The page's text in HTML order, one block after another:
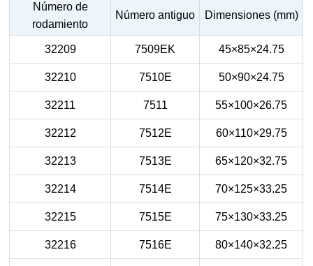
Número de
rodamiento
Número antiguo Dimensiones (mm)
32209 7509EK 45×85×24.75
32210 7510E 50×90×24.75
32211 7511 55×100×26.75
32212 7512E 60×110×29.75
32213 7513E 65×120×32.75
32214 7514E 70×125×33.25
32215 7515E 75×130×33.25
32216 7516E 80×140×32.25